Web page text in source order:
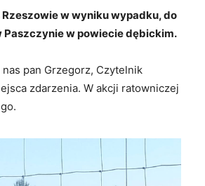
w wyniku wypadku, do
Paszczynie w powiecie dębickim.
pan Grzegorz, Czytelnik
zdarzenia. W akcji ratowniczej